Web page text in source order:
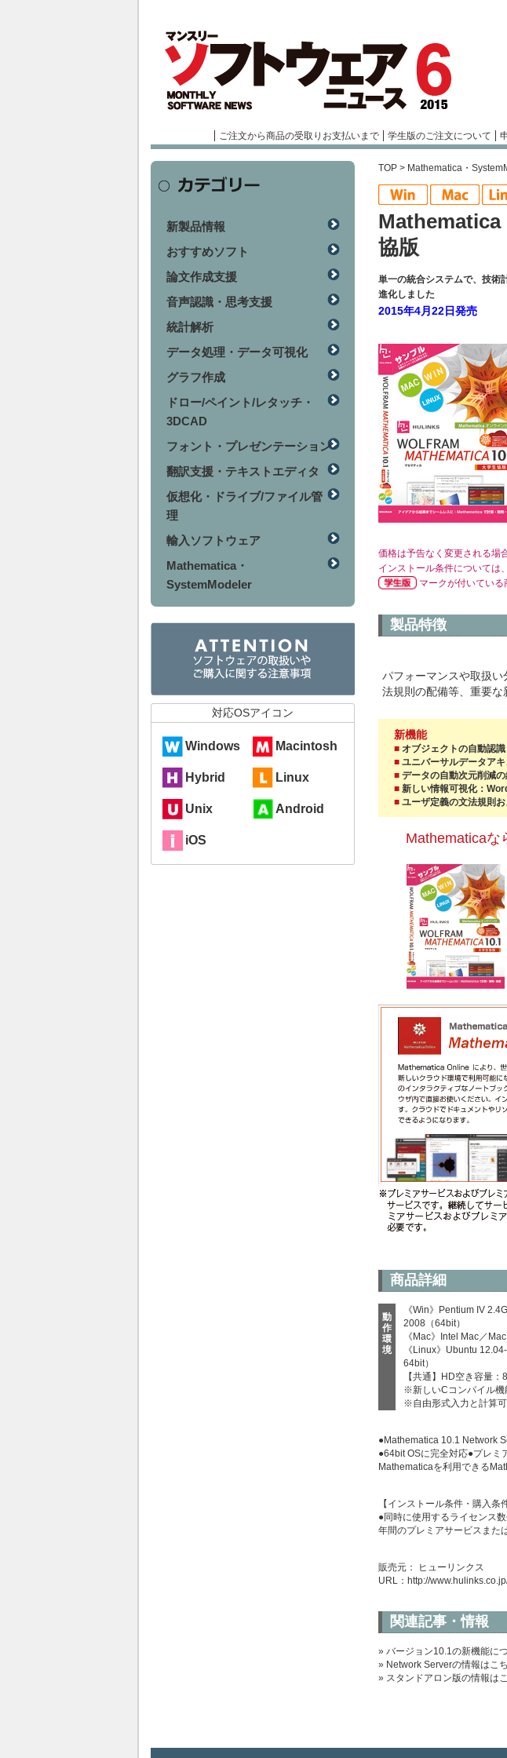
ご注文から商品の受取りお支払いまで 学生版のご注文について
TOP > Mathematica・
協版
単一の統合システムで、技術
進化しました
2015年4月22日発売
価格は予告なく変更される場
インストール条件については
マークが付いてい
製品特徴
パフォーマンスや取扱
法規則の配備等、重要な
新機能
■ オブジェクトの自動認
■ ユニバーサルデータア
■ データの自動次元削減
■ 新しい情報可視化：
■ ユーザ定義の文法規則
Mathematicaな
商品詳細
動
作
環
境
《Win》Pentium IV
2008（64bit）
《Mac》Intel Mac／
《Linux》Ubuntu
64bit）
【共通】HD空き容量
※新しいCコンパイル機
※自由形式入力と計算
●Mathematica 10.1 Network
●64bit OSに完全対応●プレミ
Mathematicaを利用できる
【インストール条件・購入条
●同時に使用するライセンス
年間のプレミアサービスまた
販売元： ヒューリンクス
URL： http://
関連記事・情報
» バージョン10.1の新機能に
» Network Serverの情報はこ
» スタンドアロン版の情報は
新製品情報
おすすめソフト
論文作成支援
音声認識・思考支援
統計解析
データ処理・データ可視化
グラフ作成
ドロー/ペイント/レタッチ・
3DCAD
フォント・プレゼンテーション
翻訳支援・テキストエディタ
仮想化・ドライブ/ファイル管
理
輸入ソフトウェア
Mathematica・
SystemModeler
対応OSアイコン
Windows Macintosh
Hybrid Linux
Unix Android
iOS